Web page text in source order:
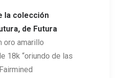
la colección
de Futura
oro amarillo
18k “oriundo de las